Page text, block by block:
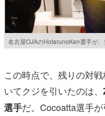
名古屋OJAのHotarunoKen選手が、
この時点で、残りの対
いてクジを引いたのは、
選手だ。Cocoatta選手